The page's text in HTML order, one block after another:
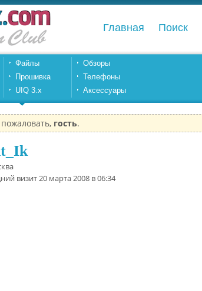
Главная Поиск
Файлы
Прошивка
UIQ 3.x
Обзоры
Телефоны
Аксессуары
гость.
визит 20 марта 2008 в 06:34